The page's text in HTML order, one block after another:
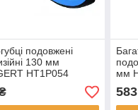
подовжені
130 мм
HT1P054
мм
583